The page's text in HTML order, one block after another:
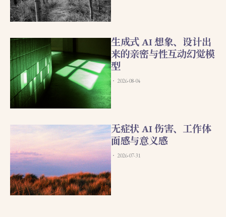
生成式 AI 想象、设计出
来的亲密与性互动幻觉模
型
2026-08-04
无症状 AI 伤害、工作体
面感与意义感
2026-07-31